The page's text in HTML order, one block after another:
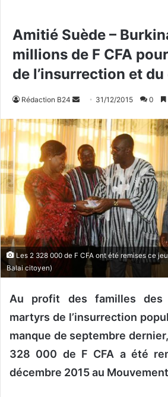
Amitié Suède –
millions de F CFA
de l’insurrection et du
Rédaction B24
v
y
e
r
u
n
c
o
u
i
e
31/12/2015 0
Les 2 328 000 de F CFA ont été remises ce
Balai citoyen)
Au profit des familles
martyrs de l’insurrection
manque de septembre
328 000 de F CFA a été
décembre 2015 au